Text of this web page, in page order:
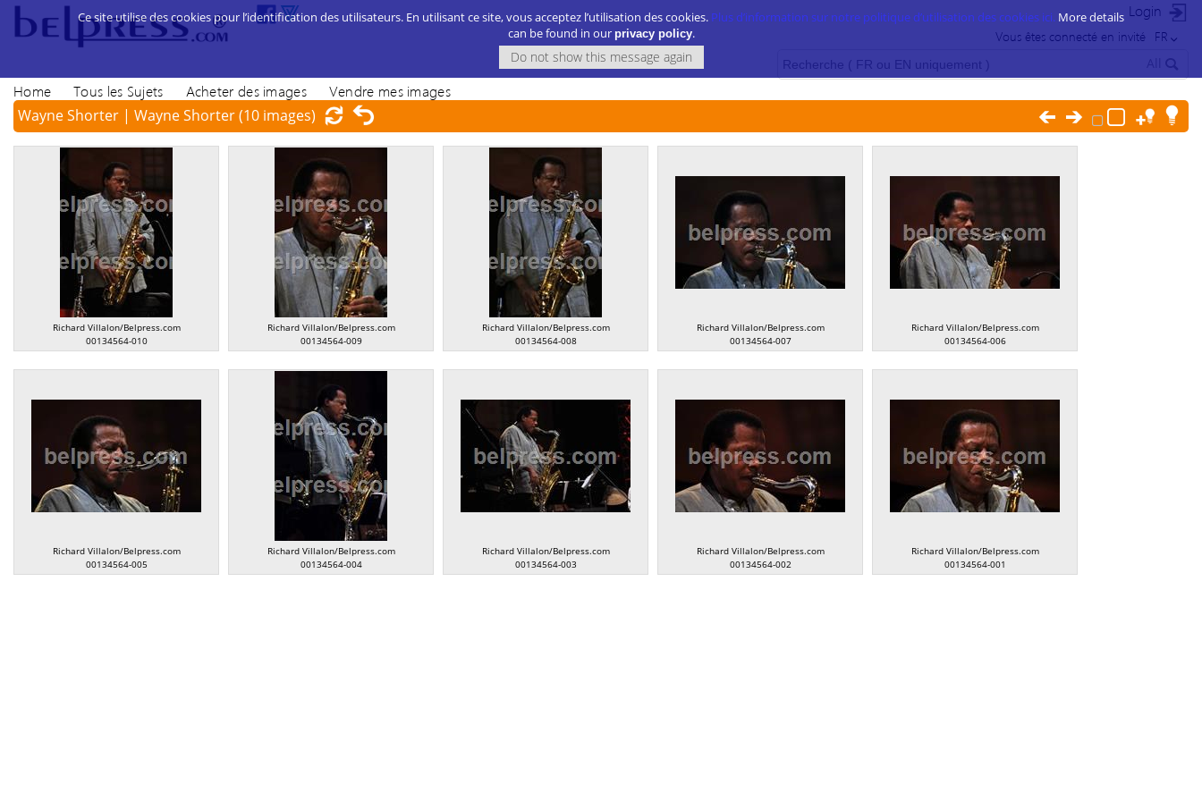
Login
FR
Vous êtes connecté en invité
Home Tous les Sujets Acheter des images Vendre mes images
Wayne Shorter | Wayne Shorter(10 images)
Richard Villalon/Belpress.com
00134564-010
Richard Villalon/Belpress.com
00134564-009
Richard Villalon/Belpress.com
00134564-008
Richard Villalon/Belpress.com
00134564-007
Richard Villalon/Belpress.com
00134564-006
Richard Villalon/Belpress.com
00134564-005
Richard Villalon/Belpress.com
00134564-004
Richard Villalon/Belpress.com
00134564-003
Richard Villalon/Belpress.com
00134564-002
Richard Villalon/Belpress.com
00134564-001
Ce site utilise des cookies pour l’identification des utilisateurs. En utilisant ce site, vous acceptez l’utilisation des cookies. Plus d’information sur notre politique d’utilisation des cookies ici. More details
can be found in our privacy policy.